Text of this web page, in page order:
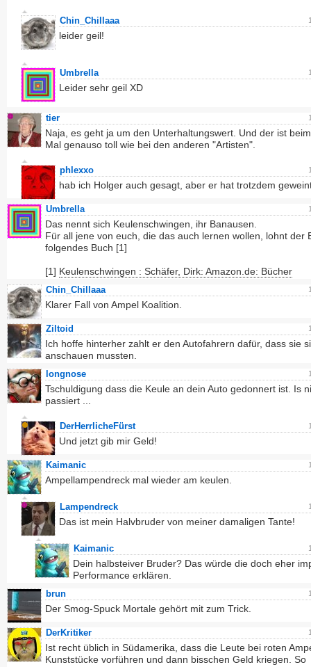
Chin_Chillaaa
leider geil!
Umbrella
Leider sehr geil XD
tier
Naja, es geht ja um den Unterhaltungswert. Und der ist
Mal genauso toll wie bei den anderen "Artisten".
phlexxo
hab ich Holger auch gesagt, aber er hat trotzdem
Umbrella
Das nennt sich Keulenschwingen, ihr Banausen.
Für all jene von euch, die das auch lernen wollen, lohnt der
folgendes Buch [1]
[1] Keulenschwingen : Schäfer, Dirk: Amazon.de: Bücher
Chin_Chillaaa
Klarer Fall von Ampel Koalition.
Ziltoid
Ich hoffe hinterher zahlt er den Autofahrern dafür, dass sie
anschauen mussten.
longnose
Tschuldigung dass die Keule an dein Auto gedonnert ist. Is
passiert ...
DerHerrlicheFürst
Und jetzt gib mir Geld!
Kaimanic
Ampellampendreck mal wieder am keulen.
Lampendreck
Das ist mein Halvbruder von meiner damaligen Tante!
Kaimanic
Dein halbsteiver Bruder? Das würde die doch eher
Performance erklären.
brun
Der Smog-Spuck Mortale gehört mit zum Trick.
DerKritiker
Ist recht üblich in Südamerika, dass die Leute bei roten
Kunststücke vorführen und dann bisschen Geld kriegen. So